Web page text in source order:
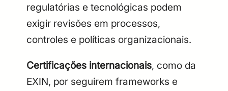
regulatórias e tecnológicas podem
exigir revisões em processos,
controles e políticas organizacionais.
Certificações internacionais, como da
EXIN, por seguirem frameworks e